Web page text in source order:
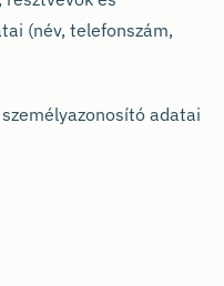
(név, telefonszám,
adatai